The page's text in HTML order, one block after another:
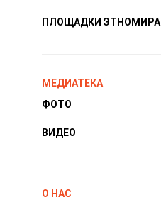
ПЛОЩАДКИ ЭТНОМИРА
МЕДИАТЕКА
ФОТО
ВИДЕО
О НАС